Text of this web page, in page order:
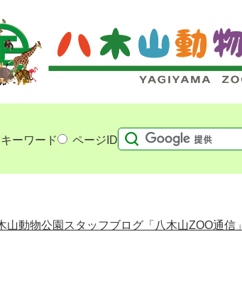
キの杜
キーワード ページID
山動物公園スタッフブログ「八木山ZOO通信」